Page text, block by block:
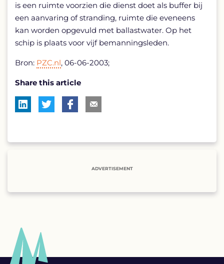
is een ruimte voorzien die dienst doet als buffer bij
een aanvaring of stranding, ruimte die eveneens
kan worden opgevuld met ballastwater. Op het
schip is plaats voor vijf bemanningsleden.
Bron: PZC.nl, 06-06-2003;
Share this article
ADVERTISEMENT